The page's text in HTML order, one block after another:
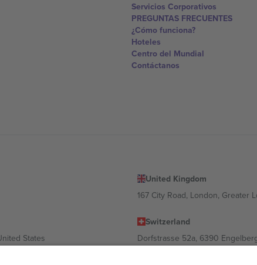
Servicios Corporativos
PREGUNTAS FRECUENTES
¿Cómo funciona?
Hoteles
Centro del Mundial
Contáctanos
United Kingdom
167 City Road, London, Greater
States
Switzerland
Dorfstrasse 52a, 6390